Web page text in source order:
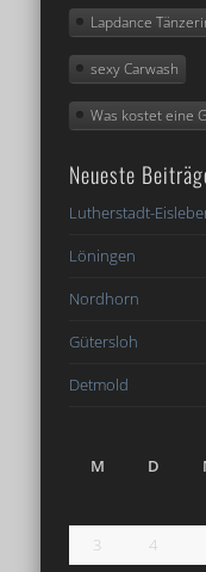
Lapdance
sexy Carwash
Was kostet eine
Neueste
Lutherstadt-
Löningen
Nordhorn
Gütersloh
Detmold
M
D
3
4